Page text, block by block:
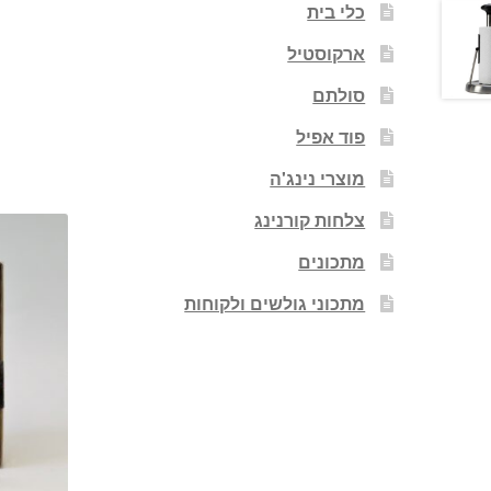
כלי בית
ארקוסטיל
סולתם
פוד אפיל
מוצרי נינג'ה
צלחות קורנינג
מתכונים
מתכוני גולשים ולקוחות